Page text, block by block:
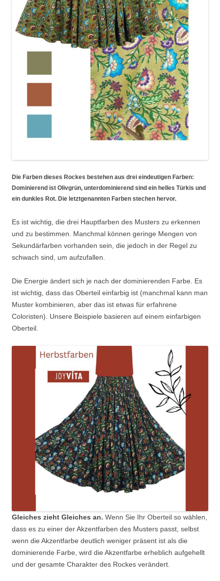
Die Farben dieses Rockes bestehen aus drei eindeutigen Farben:
Dominierend ist Olivgrün, unterdominierend sind ein helles Türkis und
ein dunkles Rot. Die letztgenannten Farben stechen hervor.
Es ist wichtig, die drei Hauptfarben des Musters zu erkennen
und zu bestimmen. Manchmal können geringe Mengen von
Sekundärfarben vorhanden sein, die jedoch in der Regel zu
schwach sind, um aufzufallen.
Die Energie ändert sich je nach der dominierenden Farbe. Es
ist wichtig, dass das Oberteil einfarbig ist (manchmal kann man
Muster kombinieren, aber das ist etwas für erfahrene
Coloristen). Unsere Beispiele basieren auf einem einfarbigen
Oberteil.
Gleiches zieht Gleiches an. Wenn Sie Ihr Oberteil so wählen,
dass es zu einer der Akzentfarben des Musters passt, selbst
wenn die Akzentfarbe deutlich weniger präsent ist als die
dominierende Farbe, wird die Akzentfarbe erheblich aufgehellt
und der gesamte Charakter des Rockes verändert.